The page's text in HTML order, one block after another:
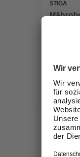
STIGA
lieferbar